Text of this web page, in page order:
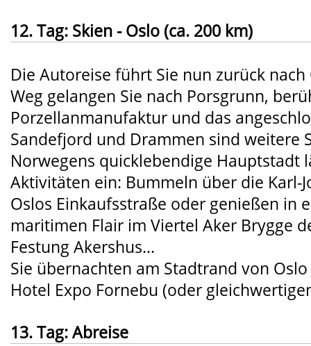
12. Tag: Skien - Oslo (ca. 200 km)
Die Autoreise führt Sie nun zurück
Weg gelangen Sie nach Porsgrunn,
Porzellanmanufaktur und das
Sandefjord und Drammen sind weitere
Norwegens quicklebendige Hauptstadt
Aktivitäten ein: Bummeln über die Karl-
Oslos Einkaufsstraße oder genießen in
maritimen Flair im Viertel Aker Brygge
Festung Akershus...
Sie übernachten am Stadtrand von
Hotel Expo Fornebu (oder
13. Tag: Abreise